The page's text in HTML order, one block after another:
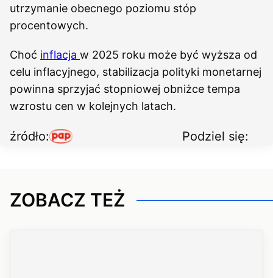
utrzymanie obecnego poziomu stóp
procentowych.
Choć inflacja w 2025 roku może być wyższa od
celu inflacyjnego, stabilizacja polityki monetarnej
powinna sprzyjać stopniowej obniżce tempa
wzrostu cen w kolejnych latach.
źródło: Podziel się:
ZOBACZ TEŻ